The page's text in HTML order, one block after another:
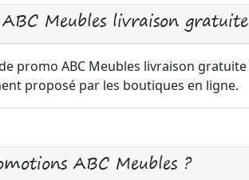
Meubles livraison
promo ABC Meubles livraison
proposé par les boutiques en ligne.
ABC Meubles ?